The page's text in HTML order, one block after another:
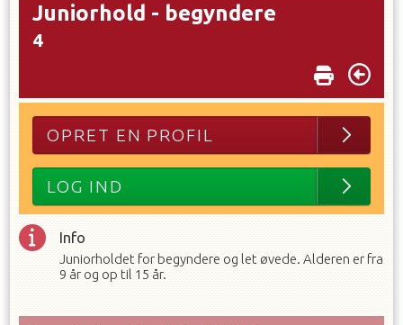
Juniorhold - begyndere
4
OPRET EN PROFIL
LOG IND
Info
Juniorholdet for begyndere og let øvede. Alderen er fra
9 år og op til 15 år.